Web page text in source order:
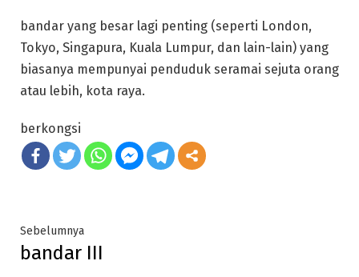
bandar yang besar lagi penting (seperti London,
Tokyo, Singapura, Kuala Lumpur, dan lain-lain) yang
biasanya mempunyai penduduk seramai sejuta orang
atau lebih, kota raya.
berkongsi
Post
navigation
SebelumnyaPrevious
post:
bandar III